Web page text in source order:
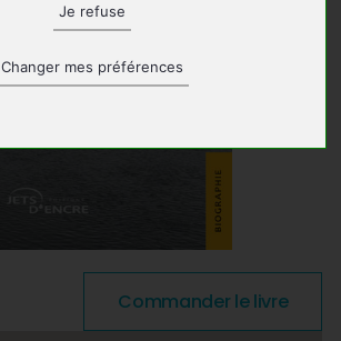
Je refuse
Changer mes préférences
Commander le livre